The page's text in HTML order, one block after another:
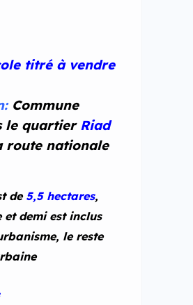
titré à vendre
Commune
le quartier Riad
route nationale
de5,5 hectares,
et demi est inclus
le reste